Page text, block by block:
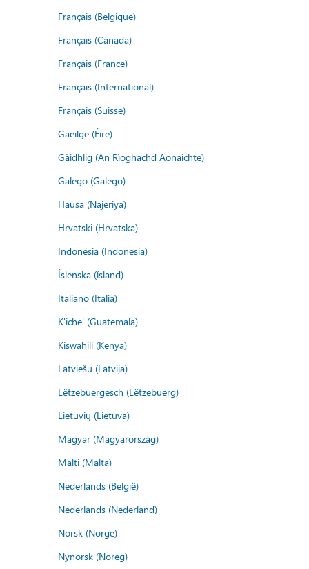
Français (Belgique)
Français (Canada)
Français (France)
Français (International)
Français (Suisse)
Gaeilge (Éire)
Gàidhlig (An Rìoghachd Aonaichte)
Galego (Galego)
Hausa (Najeriya)
Hrvatski (Hrvatska)
Indonesia (Indonesia)
Íslenska (ísland)
Italiano (Italia)
K'iche' (Guatemala)
Kiswahili (Kenya)
Latviešu (Latvija)
Lëtzebuergesch (Lëtzebuerg)
Lietuvių (Lietuva)
Magyar (Magyarország)
Malti (Malta)
Nederlands (België)
Nederlands (Nederland)
Norsk (Norge)
Nynorsk (Noreg)